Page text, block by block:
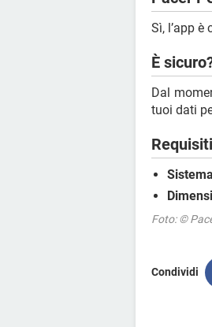
Sì, l’app è
È
Dal
tuoi dati
Foto: ©
Condividi